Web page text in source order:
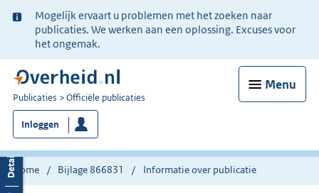
Ter
informatie:
Mogelijk ervaart u problemen met het zoeken naar
publicaties. We werken aan een oplossing. Excuses voor
het ongemak.
Menu
U
bent
nu
hier:
Publicaties Officiële publicaties
Inloggen
Home Bijlage 866831 Informatie over publicatie